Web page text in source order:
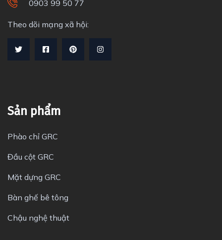
0903 99 50 77
Theo dõi mạng xã hội:
Sản phẩm
Phào chỉ GRC
Đầu cột GRC
Mặt dựng GRC
Bàn ghế bê tông
Chậu nghệ thuật